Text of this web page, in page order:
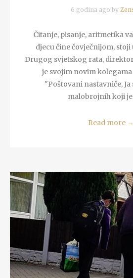
6 godina ago by
Čitanje, pisanje, aritmetika
djecu čine čovječnijom,
Drugog svjetskog rata,
je svojim novim kolegama
"Poštovani nastavniče, Ja
malobrojnih koji je
Read more →
READ MORE